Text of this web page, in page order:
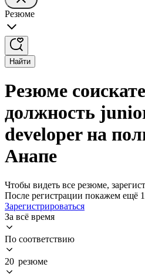
Резюме
Найти
Резюме
должность
developer на
Анапе
Чтобы видеть все резюме,
После регистрации покажем ещё
Зарегистрироваться
За всё время
По соответствию
20 резюме